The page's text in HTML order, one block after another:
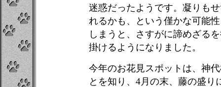
迷惑だったようです。凝りも
れるかも、という僅かな可能
しまうと、さすがに諦めざる
掛けるようになりました。
今年のお花見スポットは、神
とを知り、4月の末、藤の盛